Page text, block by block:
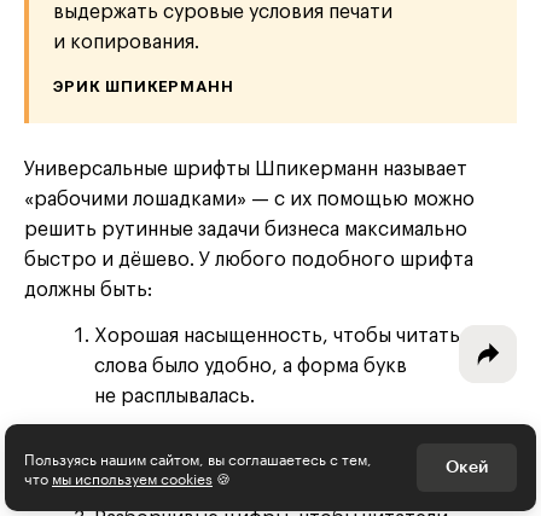
выдержать суровые условия печати
и копирования.
ЭРИК ШПИКЕРМАНН
Универсальные шрифты Шпикерманн называет
«рабочими лошадками» — с их помощью можно
решить рутинные задачи бизнеса максимально
быстро и дёшево. У любого подобного шрифта
должны быть:
Хорошая насыщенность, чтобы читать
слова было удобно, а форма букв
не расплывалась.
Пользуясь нашим сайтом, вы соглашаетесь с тем,
что мы используем cookies 🍪 Окей
Интересное - на почту!
и получите 5 бесплатных курсов:
Дизайн
Программирование
Разработка игр
Психология, общество
Маркетинг